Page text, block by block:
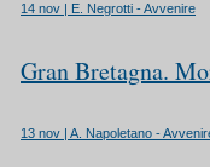
14 nov | E. Negrotti - Avvenire
Gran Bretagna.
13 nov | A. Napoletano -